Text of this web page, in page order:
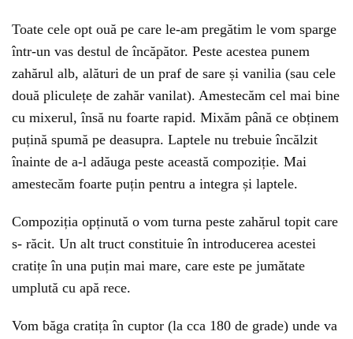
Toate cele opt ouă pe care le-am pregătim le vom sparge
într-un vas destul de încăpător. Peste acestea punem
zahărul alb, alături de un praf de sare și vanilia (sau cele
două pliculețe de zahăr vanilat). Amestecăm cel mai bine
cu mixerul, însă nu foarte rapid. Mixăm până ce obținem
puțină spumă pe deasupra. Laptele nu trebuie încălzit
înainte de a-l adăuga peste această compoziție. Mai
amestecăm foarte puțin pentru a integra și laptele.
Compoziția opținută o vom turna peste zahărul topit care
s- răcit. Un alt truct constituie în introducerea acestei
cratițe în una puțin mai mare, care este pe jumătate
umplută cu apă rece.
Vom băga cratița în cuptor (la cca 180 de grade) unde va